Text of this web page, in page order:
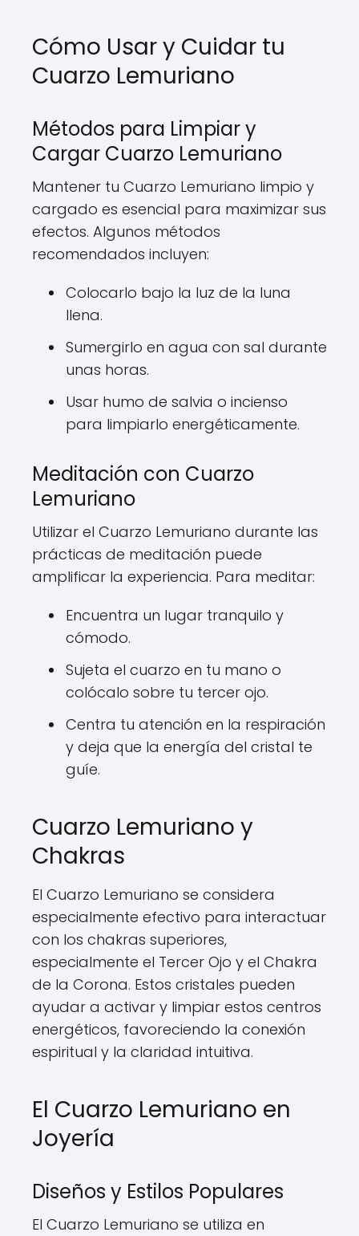
Cómo Usar y Cuidar tu
Cuarzo Lemuriano
Métodos para Limpiar y
Cargar Cuarzo Lemuriano
Mantener tu Cuarzo Lemuriano limpio y
cargado es esencial para maximizar sus
efectos. Algunos métodos
recomendados incluyen:
Colocarlo bajo la luz de la luna
llena.
Sumergirlo en agua con sal durante
unas horas.
Usar humo de salvia o incienso
para limpiarlo energéticamente.
Meditación con Cuarzo
Lemuriano
Utilizar el Cuarzo Lemuriano durante las
prácticas de meditación puede
amplificar la experiencia. Para meditar:
Encuentra un lugar tranquilo y
cómodo.
Sujeta el cuarzo en tu mano o
colócalo sobre tu tercer ojo.
Centra tu atención en la respiración
y deja que la energía del cristal te
guíe.
Cuarzo Lemuriano y
Chakras
El Cuarzo Lemuriano se considera
especialmente efectivo para interactuar
con los chakras superiores,
especialmente el Tercer Ojo y el Chakra
de la Corona. Estos cristales pueden
ayudar a activar y limpiar estos centros
energéticos, favoreciendo la conexión
espiritual y la claridad intuitiva.
El Cuarzo Lemuriano en
Joyería
Diseños y Estilos Populares
El Cuarzo Lemuriano se utiliza en